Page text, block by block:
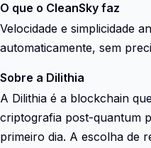
O que o CleanSky faz
Velocidade e simplicidade
automaticamente, sem
Sobre a Dilithia
A Dilithia é a blockchain
criptografia post-quantum
primeiro dia. A escolha de